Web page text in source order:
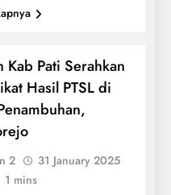
Kab Pati Serahkan
Hasil PTSL di
2
31 January 2025
1 mins